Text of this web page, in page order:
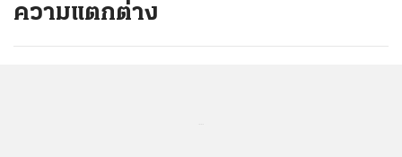
ความแตกต่าง